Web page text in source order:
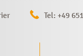
Tel: +49